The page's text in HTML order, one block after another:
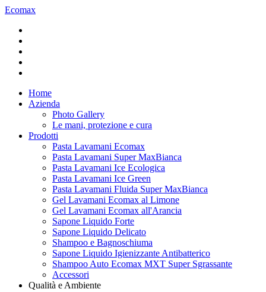
Ecomax
Home
Azienda
Photo Gallery
Le mani, protezione e cura
Prodotti
Pasta Lavamani Ecomax
Pasta Lavamani Super MaxBianca
Pasta Lavamani Ice Ecologica
Pasta Lavamani Ice Green
Pasta Lavamani Fluida Super MaxBianca
Gel Lavamani Ecomax al Limone
Gel Lavamani Ecomax all'Arancia
Sapone Liquido Forte
Sapone Liquido Delicato
Shampoo e Bagnoschiuma
Sapone Liquido Igienizzante Antibatterico
Shampoo Auto Ecomax MXT Super Sgrassante
Accessori
Qualità e Ambiente